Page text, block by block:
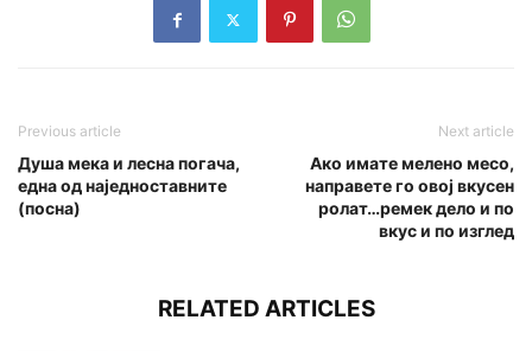
Previous article
Душа мека и лесна погача,
една од наједноставните
(посна)
Next article
Ако имате мелено месо,
направете го овој вкусен
ролат…ремек дело и по
вкус и по изглед
RELATED ARTICLES